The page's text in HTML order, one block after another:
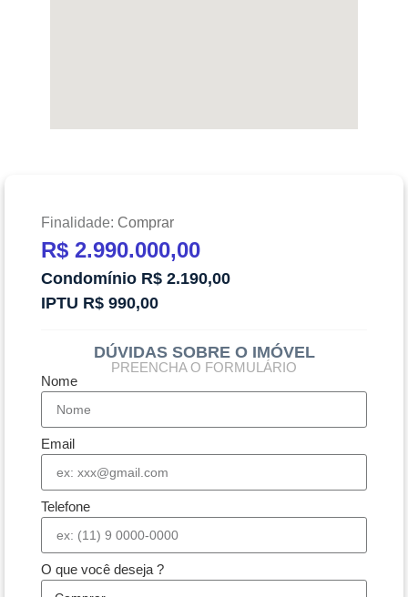
Finalidade: Comprar
R$ 2.990.000,00
Condomínio R$ 2.190,00
IPTU R$ 990,00
DÚVIDAS SOBRE O IMÓVEL
PREENCHA O FORMULÁRIO
Nome
Email
Telefone
O que você deseja ?